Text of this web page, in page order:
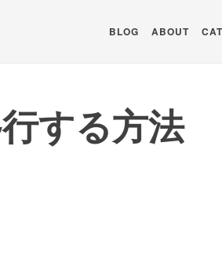
BLOG ABOUT
する方法